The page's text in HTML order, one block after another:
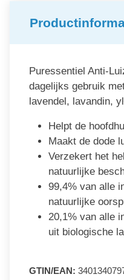
Puressentiel Anti-
dagelijks gebruik
lavendel, lavandin,
Helpt de
Maakt de dode
Verzekert het
natuurlijke
99,4% van alle
natuurlijke
20,1% van alle
uit biologische
GTIN/EAN: